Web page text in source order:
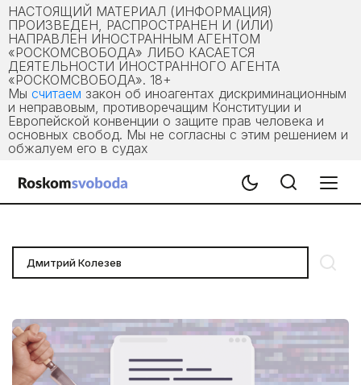
НАСТОЯЩИЙ МАТЕРИАЛ (ИНФОРМАЦИЯ)
ПРОИЗВЕДЕН, РАСПРОСТРАНЕН И (ИЛИ)
НАПРАВЛЕН ИНОСТРАННЫМ АГЕНТОМ
«РОСКОМСВОБОДА» ЛИБО КАСАЕТСЯ
ДЕЯТЕЛЬНОСТИ ИНОСТРАННОГО АГЕНТА
«РОСКОМСВОБОДА». 18+
Мы считаем закон об иноагентах дискриминационным
и неправовым, противоречащим Конституции и
Европейской конвенции о защите прав человека и
основных свобод. Мы не согласны с этим решением и
обжалуем его в судах